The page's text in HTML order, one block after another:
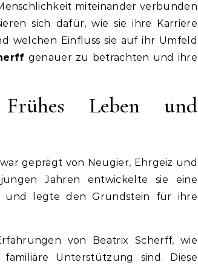
miteinander verbunden
sich dafür, wie sie ihre Karriere
welchen Einfluss sie auf ihr Umfeld
genauer zu betrachten und ihre
Leben und
war geprägt von Neugier, Ehrgeiz und
Jahren entwickelte sie eine
und legte den Grundstein für ihre
von Beatrix Scherff, wie
Unterstützung sind. Diese